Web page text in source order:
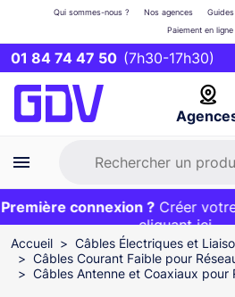
01 84 74 47 50 (7h30-17h30)
Qui sommes-nous ? Nos agences
Paiement en ligne
Première commande ?20€
et livraison 24/48h gratuite
connexion ?Créer votre
cliquant ici
EXCLU WEB :
Accueil
Câbles Électriques et
Câbles Courant Faible pour
Câbles Antenne et Coaxiaux pour